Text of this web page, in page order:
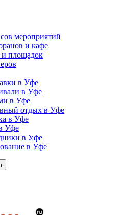
мероприятий
и кафе
и площадок
в Уфе
в Уфе
в Уфе
отдых в Уфе
в Уфе
Уфе
в Уфе
в Уфе